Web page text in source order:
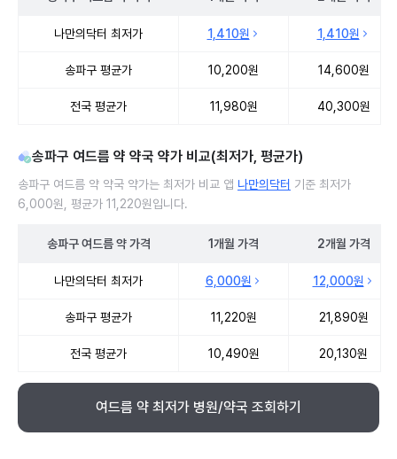
나만의닥터 최저가 1,410원 1,410원
송파구 평균가 10,200원 14,600원
전국 평균가 11,980원 40,300원
송파구 여드름 약 약국 약가 비교(최저가, 평균가)
송파구 여드름 약 약국 약가는 최저가 비교 앱 나만의닥터 기준 최저가
6,000원, 평균가 11,220원입니다.
송파구 여드름 약가격 1개월 가격 2개월 가격
나만의닥터 최저가 6,000원 12,000원
송파구 평균가 11,220원 21,890원
전국 평균가 10,490원 20,130원
여드름 약 최저가 병원/약국 조회하기